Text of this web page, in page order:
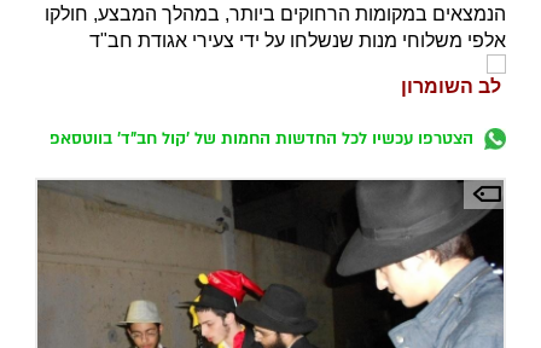
הנמצאים במקומות הרחוקים ביותר, במהלך המבצע, חולקו
אלפי משלוחי מנות שנשלחו על ידי צעירי אגודת חב"ד
לב השומרון
הצטרפו עכשיו לכל החדשות החמות של 'קול חב"ד' בווטסאפ